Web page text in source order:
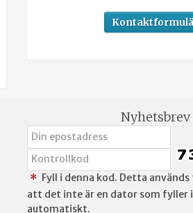
Nyhetsbrev
* Fyll i denna kod. Detta
att det inte är en dator som fyller
automatiskt.